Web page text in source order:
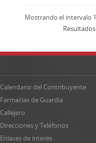
Mostrando el intervalo
Calendario del Contribuyente
Farmacias de Guardia
Callejero
Direcciones y Teléfonos
Enlaces de interés